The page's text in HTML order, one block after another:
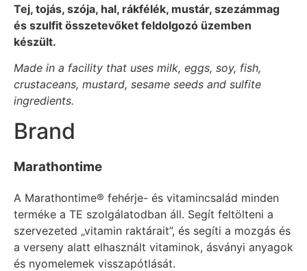
Tej, tojás, szója, hal, rákfélék, mustár, szezámmag
és szulfit összetevőket feldolgozó üzemben
készült.
Made in a facility that uses milk, eggs, soy, fish,
crustaceans, mustard, sesame seeds and sulfite
ingredients.
Brand
Marathontime
A Marathontime® fehérje- és vitamincsalád minden
terméke a TE szolgálatodban áll. Segít feltölteni a
szervezeted „vitamin raktárait”, és segíti a mozgás és
a verseny alatt elhasznált vitaminok, ásványi anyagok
és nyomelemek visszapótlását.